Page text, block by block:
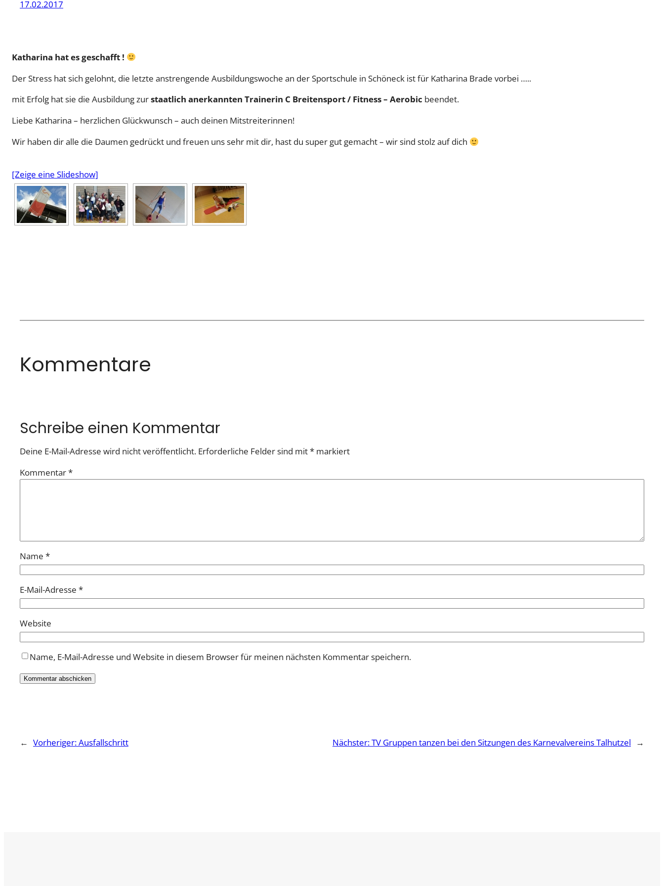
17.02.2017
Katharina hat es geschafft !
Der Stress hat sich gelohnt, die letzte anstrengende Ausbildungswoche an der Sportschule in Schöneck ist für Katharina Brade vorbei …..
mit Erfolg hat sie die Ausbildung zurstaatlich anerkannten Trainerin C Breitensport / Fitness – Aerobic beendet.
Liebe Katharina – herzlichen Glückwunsch – auch deinen Mitstreiterinnen!
Wir haben dir alle die Daumen gedrückt und freuen uns sehr mit dir, hast du super gut gemacht – wir sind stolz auf dich
[Zeige eine Slideshow]
Kommentare
Schreibe einen Kommentar
Deine E-Mail-Adresse wird nicht veröffentlicht. Erforderliche Felder sind mit* markiert
Kommentar*
Name *
E-Mail-Adresse *
Website
Name, E-Mail-Adresse und Website in diesem Browser für meinen nächsten Kommentar speichern.
← Vorheriger:Ausfallschritt Nächster:TV Gruppen tanzen bei den Sitzungen des Karnevalvereins Talhutzel →